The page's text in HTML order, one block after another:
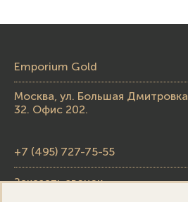
Emporium Gold
Москва, ул. Большая Дмитровка
32. Офис 202.
+7 (495) 727-75-55
Заказать звонок